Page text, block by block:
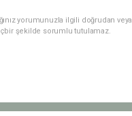
yorumunuzla ilgili doğrudan veya
şekilde sorumlu tutulamaz.